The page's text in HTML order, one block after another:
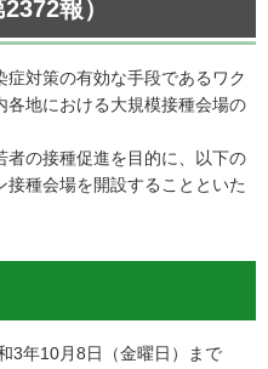
報）
対策の有効な手段であるワク
地における大規模接種会場の
者の接種促進を目的に、以下の
種会場を開設することといた
3年10月8日（金曜日）まで